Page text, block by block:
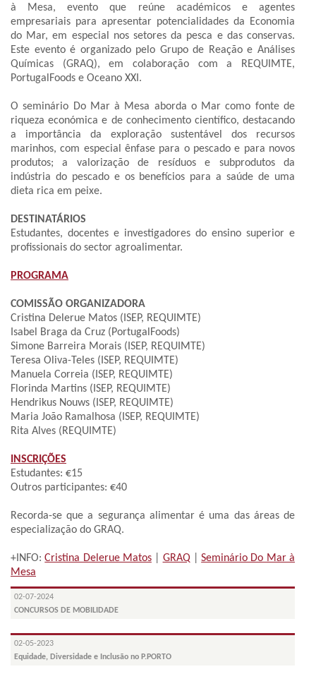
à Mesa, evento que reúne académicos e agentes
empresariais para apresentar potencialidades da Economia
do Mar, em especial nos setores da pesca e das conservas.
Este evento é organizado pelo Grupo de Reação e Análises
Químicas (GRAQ), em colaboração com a REQUIMTE,
PortugalFoods e Oceano XXI.
O seminário Do Mar à Mesa aborda o Mar como fonte de
riqueza económica e de conhecimento científico, destacando
a importância da exploração sustentável dos recursos
marinhos, com especial ênfase para o pescado e para novos
produtos; a valorização de resíduos e subprodutos da
indústria do pescado e os benefícios para a saúde de uma
dieta rica em peixe.
DESTINATÁRIOS
Estudantes, docentes e investigadores do ensino superior e
profissionais do sector agroalimentar.
PROGRAMA
COMISSÃO ORGANIZADORA
Cristina Delerue Matos (ISEP, REQUIMTE)
Isabel Braga da Cruz (PortugalFoods)
Simone Barreira Morais (ISEP, REQUIMTE)
Teresa Oliva-Teles (ISEP, REQUIMTE)
Manuela Correia (ISEP, REQUIMTE)
Florinda Martins (ISEP, REQUIMTE)
Hendrikus Nouws (ISEP, REQUIMTE)
Maria João Ramalhosa (ISEP, REQUIMTE)
Rita Alves (REQUIMTE)
INSCRIÇÕES
Estudantes: €15
Outros participantes: €40
Recorda-se que a segurança alimentar é uma das áreas de
especialização do GRAQ.
+INFO:Cristina Delerue Matos| GRAQ|Seminário Do Mar à
Mesa
02-07-2024
CONCURSOS DE MOBILIDADE
02-05-2023
Equidade, Diversidade e Inclusão no P.PORTO